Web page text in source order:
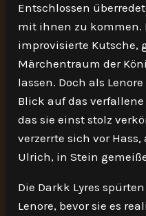
Entschlossen
mit ihnen zu kommen.
improvisierte Kutsche,
Märchentraum der
lassen. Doch als
Blick auf das
das sie einst stolz
verzerrte sich vor
Ulrich, in Stein
Die Darkk Lyres
Lenore, bevor sie es